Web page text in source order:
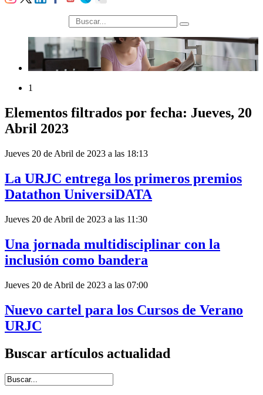
búsqueda
1
Elementos filtrados por fecha: Jueves, 20
Abril 2023
Jueves 20 de Abril de 2023 a las 18:13
La URJC entrega los primeros premios
Datathon UniversiDATA
Jueves 20 de Abril de 2023 a las 11:30
Una jornada multidisciplinar con la
inclusión como bandera
Jueves 20 de Abril de 2023 a las 07:00
Nuevo cartel para los Cursos de Verano
URJC
Buscar artículos actualidad
Introduce términos de búsqueda